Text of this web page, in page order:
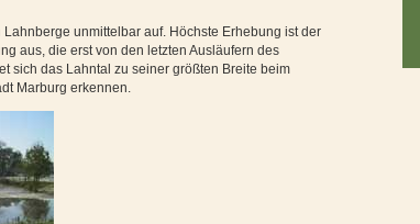
unmittelbar auf. Höchste Erhebung ist der
aus, die erst von den letzten Ausläufern des
sich das Lahntal zu seiner größten Breite beim
Marburg erkennen.